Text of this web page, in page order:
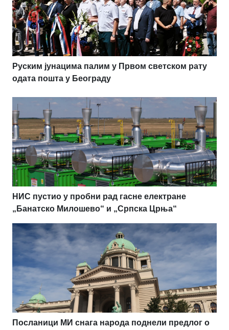
Руским јунацима палим у Првом светском рату
одата пошта у Београду
НИС пустио у пробни рад гасне електране
„Банатско Милошево“ и „Српска Црња“
Посланици МИ снага народа поднели предлог о